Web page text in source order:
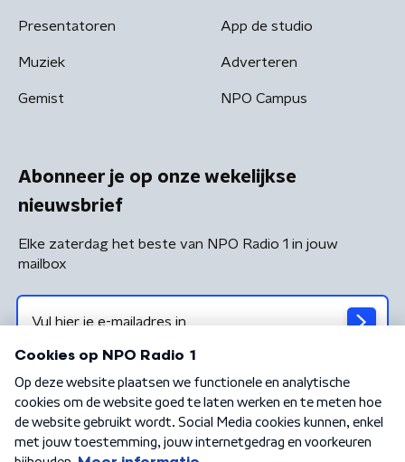
Presentatoren
Muziek
Gemist
App de studio
Adverteren
NPO Campus
Abonneer je op onze wekelijkse
nieuwsbrief
Elke zaterdag het beste van NPO Radio 1 in jouw
mailbox
Algemene voorwaarden